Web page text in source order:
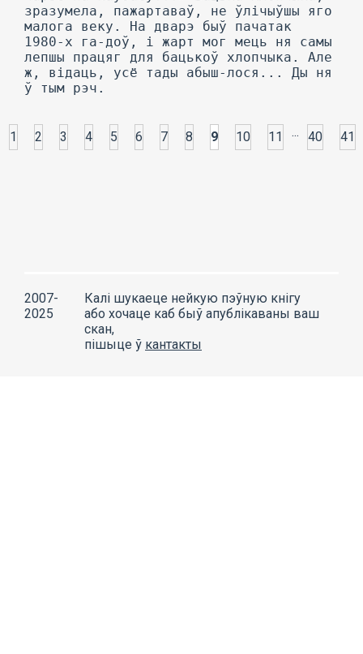
1 2 3 4 5 6 7 8 9 10 11 ... 40 41
2007-
2025
Калі шукаеце нейкую пэўную кнігу
або хочаце каб быў апублікаваны ваш
скан,
пішыце ў кантакты